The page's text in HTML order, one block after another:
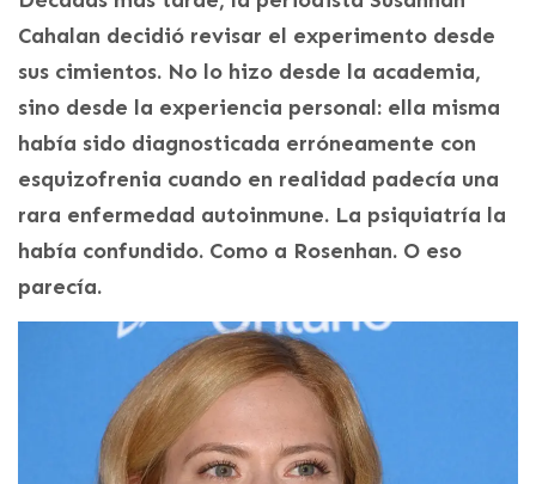
Cahalan decidió revisar el experimento desde
sus cimientos. No lo hizo desde la academia,
sino desde la experiencia personal: ella misma
había sido diagnosticada erróneamente con
esquizofrenia cuando en realidad padecía una
rara enfermedad autoinmune. La psiquiatría la
había confundido. Como a Rosenhan. O eso
parecía.